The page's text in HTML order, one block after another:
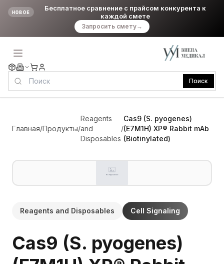
НОВОЕ
Бесплатное сравнение с прайсом конкурента к
каждой смете
Запросить смету→
Поиск
Главная/Продукты/
Reagents
and
Disposables
/
Cas9 (S. pyogenes)
(E7M1H) XP® Rabbit mAb
(Biotinylated)
Reagents and Disposables Cell Signaling
Cas9 (S. pyogenes)